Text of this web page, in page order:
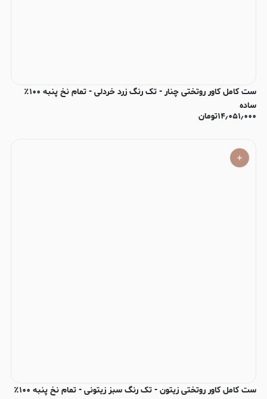
ست کامل کاور روتختی چنار - تک رنگ زرد خردلی - تمام نخ پنبه ۱۰۰٪
ساده
۱۴٫۰۵۱٫۰۰۰تومان
ست کامل کاور روتختی زیتون - تک رنگ سبز زیتونی - تمام نخ پنبه ۱۰۰٪